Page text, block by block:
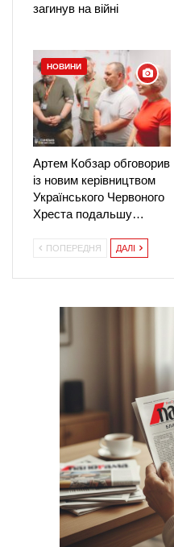
загинув на війні
НОВИНИ
Артем Кобзар обговорив
із новим керівництвом
Українського Червоного
Хреста подальшу…
ПОПЕРЕДНЯ ДАЛІ